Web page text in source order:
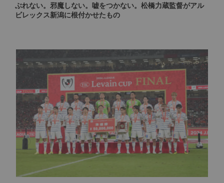
ぶれない。邪魔しない。嘘をつかない。松橋力蔵監督がアル
ビレックス新潟に根付かせたもの